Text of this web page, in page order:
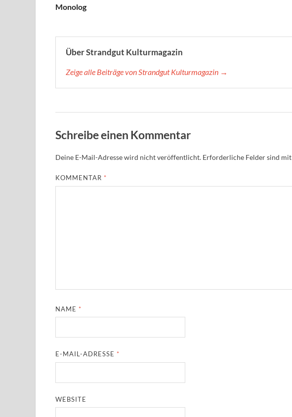
Monolog
Über Strandgut Kulturmagazin
Zeige alle Beiträge von Strandgut Kulturmagazin →
Schreibe einen Kommentar
Deine E-Mail-Adresse wird nicht veröffentlicht. Erforderliche Felder sind mit
KOMMENTAR *
NAME *
E-MAIL-ADRESSE *
WEBSITE